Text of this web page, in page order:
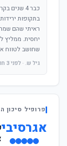
כבר 4 שנים
בתקופות
ראיתי שהם
יחסית. ממליץ
שחושב לטווח
גיל ש. · לפני 3 חודשים
פרופיל סיכון
אגרסיבי